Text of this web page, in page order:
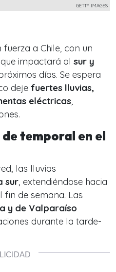
GETTY IMAGES
a Chile, con un
que impactará al sur y
días. Se espera
deje fuertes lluvias,
eléctricas,
temporal en el
las lluvias
sur, extendiéndose hacia
fin de semana. Las
y de Valparaíso
durante la tarde-